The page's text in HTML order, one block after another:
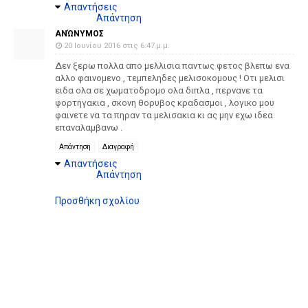
Απαντήσεις
Απάντηση
ΑΝΏΝΥΜΟΣ
20 Ιουνίου 2016 στις 6:47 μ.μ.
Δεν ξερω πολλα απο μελλισια παντως φετος βλεπω ενα
αλλο φαινομενο , τεμπεληδες μελισοκομους ! Οτι μελισι
ειδα ολα σε χωματοδρομο ολα διπλα , περνανε τα
φορτηγακια , σκονη θορυβος κραδασμοι , λογικο μου
φαινετε να τα πηραν τα μελισακια κι ας μην εχω ιδεα
επαναλαμβανω .
Απάντηση Διαγραφή
Απαντήσεις
Απάντηση
Προσθήκη σχολίου